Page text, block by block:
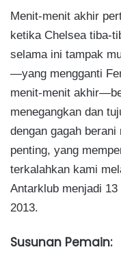
Menit-menit akhir
ketika Chelsea tiba-
selama ini tampak
—yang mengganti
menit-menit
menegangkan dan
dengan gagah
penting, yang
terkalahkan kami
Antarklub menjadi
2013.
Susunan Pemain: